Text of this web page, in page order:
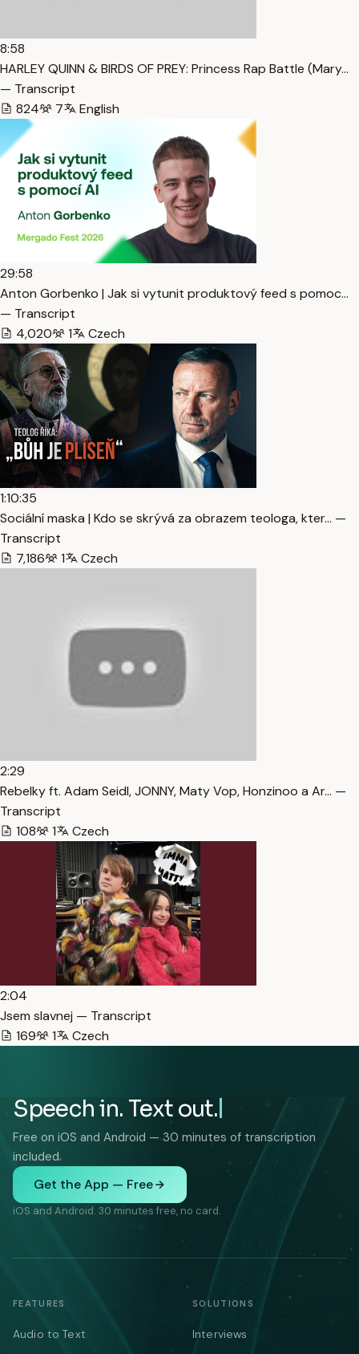
8:58
HARLEY QUINN & BIRDS OF PREY: Princess Rap Battle (Mary…
— Transcript
824
7 English
29:58
Anton Gorbenko | Jak si vytunit produktový feed s pomoc…
— Transcript
4,020
1 Czech
1:10:35
Sociální maska | Kdo se skrývá za obrazem teologa, kter… —
Transcript
7,186
1 Czech
2:29
​Rebelky ft. Adam Seidl, JONNY, Maty Vop, Honzinoo a Ar… —
Transcript
108
1 Czech
2:04
Jsem slavnej — Transcript
169
1 Czech
Speech in. Text out.
Free on iOS and Android — 30 minutes of transcription
included.
Get the App — Free
iOS and Android. 30 minutes free, no card.
FEATURES
Audio to Text
SOLUTIONS
Interviews